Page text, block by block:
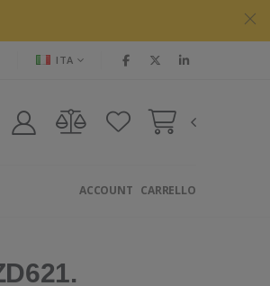
ITA
CARRELLO
ACCOUNT